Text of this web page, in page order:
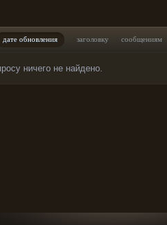
дате обновления заголовку сообщениям
ничего не найдено.